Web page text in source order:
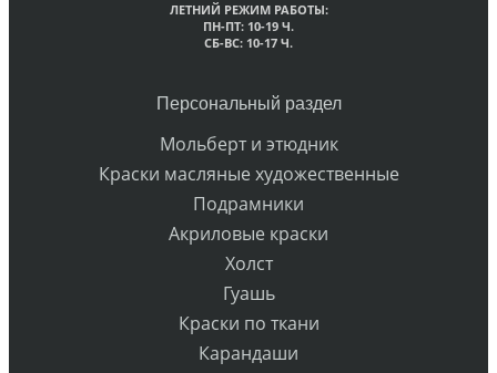
ЛЕТНИЙ РЕЖИМ РАБОТЫ:
ПН-ПТ: 10-19 Ч.
СБ-ВС: 10-17 Ч.
Персональный раздел
Мольберт и этюдник
Краски масляные художественные
Подрамники
Акриловые краски
Холст
Гуашь
Краски по ткани
Карандаши